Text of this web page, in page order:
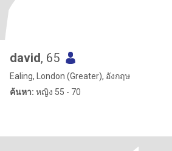
david, 65
Ealing, London (Greater), อังกฤษ
ค้นหา: หญิง 55 - 70